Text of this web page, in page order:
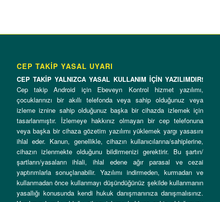
CEP TAKİP YASAL UYARI
CEP TAKİP YALNIZCA YASAL KULLANIM İÇİN YAZILIMDIR!
Cep takip Android için Ebeveyn Kontrol hizmet yazılımı,
çocuklarınızı bir akıllı telefonda veya sahip olduğunuz veya
izleme iznine sahip olduğunuz başka bir cihazda izlemek için
tasarlanmıştır. İzlemeye hakkınız olmayan bir cep telefonuna
veya başka bir cihaza gözetim yazılımı yüklemek yargı yasasını
ihlal eder. Kanun, genellikle, cihazın kullanıcılarına/sahiplerine,
cihazın izlenmekte olduğunu bildirmenizi gerektirir. Bu şartın/
şartların/yasaların ihlali, ihlal edene ağır parasal ve cezai
yaptırımlarla sonuçlanabilir. Yazılımı indirmeden, kurmadan ve
kullanmadan önce kullanmayı düşündüğünüz şekilde kullanmanın
yasallığı konusunda kendi hukuk danışmanınıza danışmalısınız.